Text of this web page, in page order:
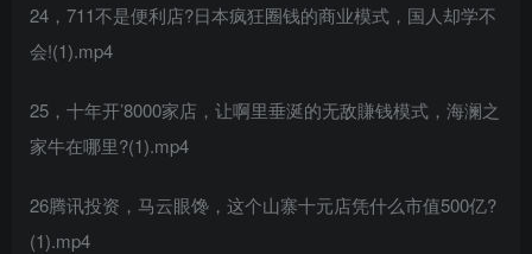
24，711不是便利店?日本疯狂圈钱的商业模式，国人却学不
会!(1).mp4
25，十年开’8000家店，让啊里垂涎的无敌賺钱模式，海澜之
家牛在哪里?(1).mp4
26腾讯投资，马云眼馋，这个山寨十元店凭什么市值500亿?
(1).mp4